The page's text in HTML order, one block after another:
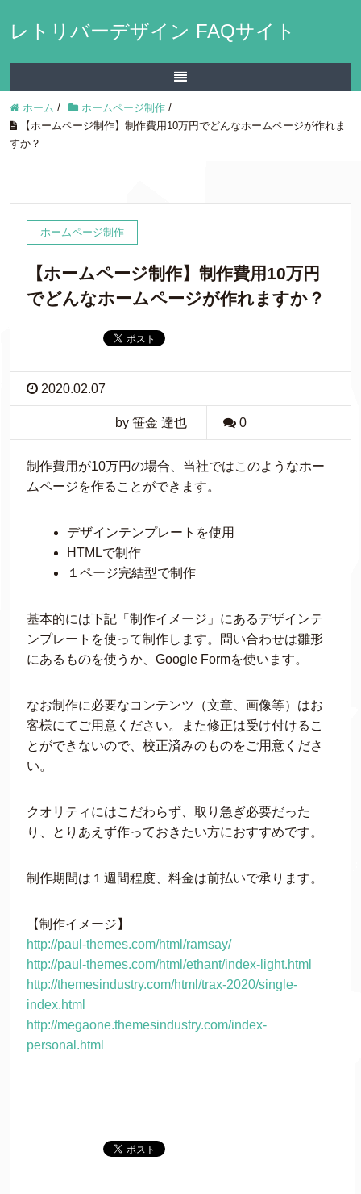
レトリバーデザイン FAQサイト
ホーム / ホームページ制作 /
【ホームページ制作】制作費用10万円でどんなホームページが作れま
すか？
ホームページ制作
【ホームページ制作】制作費用10万円
でどんなホームページが作れますか？
2020.02.07
by 笹金 達也 0
制作費用が10万円の場合、当社ではこのようなホー
ムページを作ることができます。
デザインテンプレートを使用
HTMLで制作
１ページ完結型で制作
基本的には下記「制作イメージ」にあるデザインテ
ンプレートを使って制作します。問い合わせは雛形
にあるものを使うか、Google Formを使います。
なお制作に必要なコンテンツ（文章、画像等）はお
客様にてご用意ください。また修正は受け付けるこ
とができないので、校正済みのものをご用意くださ
い。
クオリティにはこだわらず、取り急ぎ必要だった
り、とりあえず作っておきたい方におすすめです。
制作期間は１週間程度、料金は前払いで承ります。
【制作イメージ】
http://paul-themes.com/html/ramsay/
http://paul-themes.com/html/ethant/index-light.html
http://themesindustry.com/html/trax-2020/single-
index.html
http://megaone.themesindustry.com/index-
personal.html